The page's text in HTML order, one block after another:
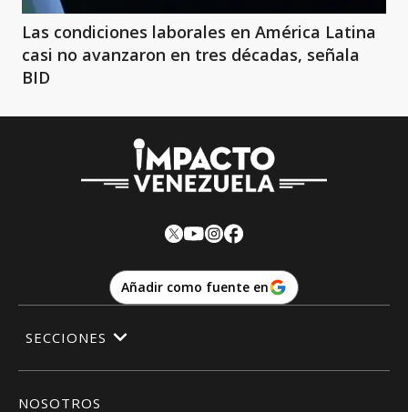
Las condiciones laborales en América Latina
casi no avanzaron en tres décadas, señala
BID
Añadir como fuente en
NOSOTROS
SECCIONES